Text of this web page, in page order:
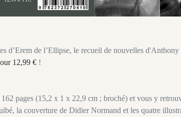
d’Erem de l’Ellipse, le recueil de nouvelles
12,99 € !
pages (15,2 x 1 x 22,9 cm ; broché) et vous y
la couverture de Didier Normand et les quatre